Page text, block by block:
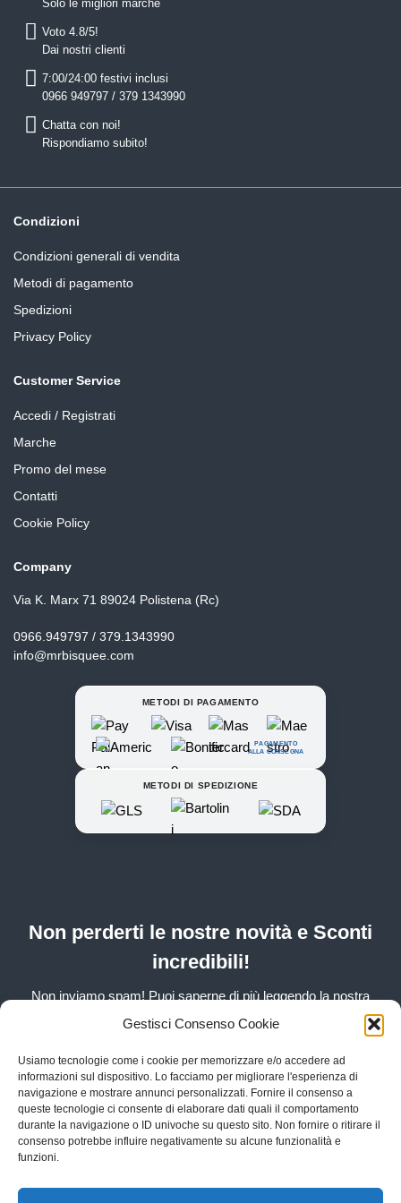
Gestisci Consenso Cookie
Usiamo tecnologie come i cookie per memorizzare e/o accedere ad
informazioni sul dispositivo. Lo facciamo per migliorare l'esperienza di
navigazione e mostrare annunci personalizzati. Fornire il consenso a
queste tecnologie ci consente di elaborare dati quali il comportamento
durante la navigazione o ID univoche su questo sito. Non fornire o ritirare il
consenso potrebbe influire negativamente su alcune funzionalità e
funzioni.
Solo le migliori marche
Voto 4.8/5!
Dai nostri clienti
7:00/24:00 festivi inclusi
0966 949797 / 379 1343990
Chatta con noi!
Rispondiamo subito!
Condizioni
Condizioni generali di vendita
Metodi di pagamento
Spedizioni
Privacy Policy
Customer Service
Accedi / Registrati
Marche
Promo del mese
Contatti
Cookie Policy
Company
Via K. Marx 71 89024 Polistena (Rc)
0966.949797 / 379.1343990
info@mrbisquee.com
METODI DI PAGAMENTO
PAGAMENTO
ALLA CONSEGNA
METODI DI SPEDIZIONE
Non perderti le nostre novità e Sconti
incredibili!
Non inviamo spam! Puoi saperne di più leggendo la nostra
Informativa sulla privacy
Cane